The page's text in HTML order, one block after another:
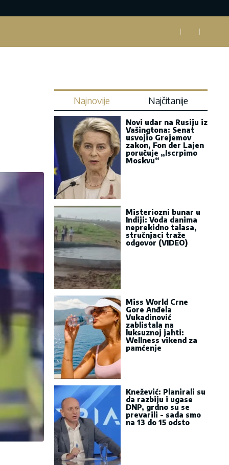
Najnovije Najčitanije
Novi udar na Rusiju iz
Vašingtona: Senat
usvojio Grejemov
zakon, Fon der Lajen
poručuje „Iscrpimo
Moskvu“
Misteriozni bunar u
Indiji: Voda danima
neprekidno talasa,
stručnjaci traže
odgovor (VIDEO)
Miss World Crne
Gore Anđela
Vukadinović
zablistala na
luksuznoj jahti:
Wellness vikend za
pamćenje
Knežević: Planirali su
da razbiju i ugase
DNP, grdno su se
prevarili - sada smo
na 13 do 15 odsto